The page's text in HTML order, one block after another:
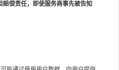
偿责任，即使服务商事先被告知